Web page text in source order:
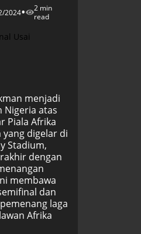
2024•
2 min
read
menjadi
Nigeria atas
Piala Afrika
yang digelar di
Stadium,
dengan
membawa
dan
laga
Afrika